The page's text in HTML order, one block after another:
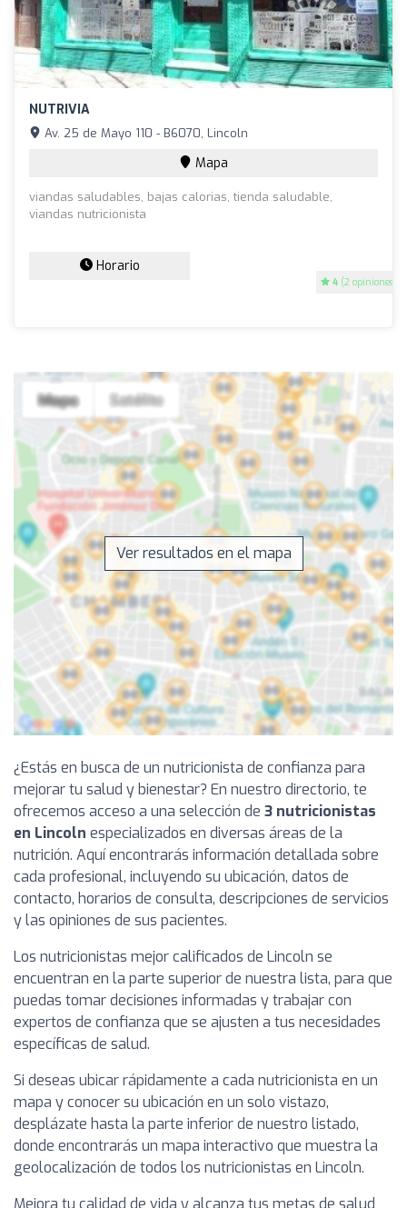
NUTRIVIA
4 (2 opiniones)
Av. 25 de Mayo 110 - B6070, Lincoln
Mapa
viandas saludables, bajas calorias, tienda saludable,
viandas nutricionista
Horario
Ver resultados en el mapa
¿Estás en busca de un nutricionista de confianza para
mejorar tu salud y bienestar? En nuestro directorio, te
ofrecemos acceso a una selección de 3 nutricionistas
en Lincoln especializados en diversas áreas de la
nutrición. Aquí encontrarás información detallada sobre
cada profesional, incluyendo su ubicación, datos de
contacto, horarios de consulta, descripciones de servicios
y las opiniones de sus pacientes.
Los nutricionistas mejor calificados de Lincoln se
encuentran en la parte superior de nuestra lista, para que
puedas tomar decisiones informadas y trabajar con
expertos de confianza que se ajusten a tus necesidades
específicas de salud.
Si deseas ubicar rápidamente a cada nutricionista en un
mapa y conocer su ubicación en un solo vistazo,
desplázate hasta la parte inferior de nuestro listado,
donde encontrarás un mapa interactivo que muestra la
geolocalización de todos los nutricionistas en Lincoln.
Mejora tu calidad de vida y alcanza tus metas de salud